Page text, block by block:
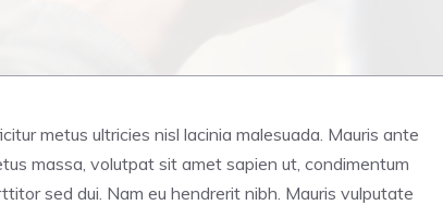
metus ultricies nisl lacinia malesuada. Mauris ante
massa, volutpat sit amet sapien ut, condimentum
sed dui. Nam eu hendrerit nibh. Mauris vulputate